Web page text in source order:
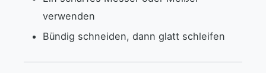
verwenden
Bündig schneiden, dann glatt schleifen